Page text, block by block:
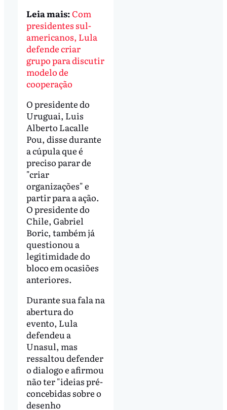
Leia mais:Com
presidentes sul-
americanos, Lula
defende criar
grupo para discutir
modelo de
cooperação
O presidente do
Uruguai, Luis
Alberto Lacalle
Pou, disse durante
a cúpula que é
preciso parar de
"criar
organizações" e
partir para a ação.
O presidente do
Chile, Gabriel
Boric, também já
questionou a
legitimidade do
bloco em ocasiões
anteriores.
Durante sua fala na
abertura do
evento, Lula
defendeu a
Unasul, mas
ressaltou defender
o dialogo e afirmou
não ter "ideias pré-
concebidas sobre o
desenho